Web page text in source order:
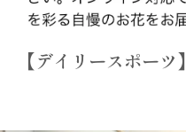
【デイリースポーツ】